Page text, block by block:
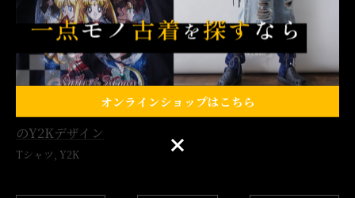
#Tシャツ #アニメTシャツ #Y2K
#古着 #一点モノ #イベント #下北沢
コアなファンにも刺さるアニメTシャツ アニメTシャツ等
のY2Kデザイン
Tシャツ Y2K
オンラインショップはこちら
オンラインショップはこちら